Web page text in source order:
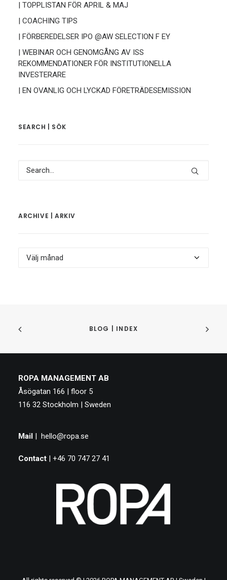
| TOPPLISTAN FÖR APRIL & MAJ
| COACHING TIPS
| FÖRBEREDELSER IPO @AW SELECTION F EY
| WEBINAR OCH GENOMGÅNG AV ISS
REKOMMENDATIONER FÖR INSTITUTIONELLA
INVESTERARE
| EN OVANLIG OCH LYCKAD FÖRETRÄDESEMISSION
SEARCH | SÖK
ARCHIVE | ARKIV
Archive
BLOG | INDEX
ROPA MANAGEMENT AB
Åsögatan 166 | floor 5
116 32 Stockholm | Sweden
Mail | hello@ropa.se
Contact | +46 70 747 27 41